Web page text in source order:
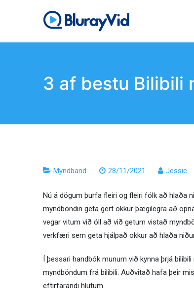
3 af bestu Bilibili
Myndband 28/11/2021 Jessic
Nú á dögum þurfa fleiri og fleiri fólk að hlaða
myndböndin geta gert okkur þægilegra að
vegar vitum við öll að við getum vistað
verkfæri sem geta hjálpað okkur að hlaða
Í þessari handbók munum við kynna þrjá
myndböndum frá bilibili. Auðvitað hafa þeir
eftirfarandi hlutum.